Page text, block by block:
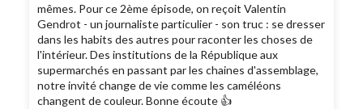
mêmes. Pour ce 2ème épisode, on reçoit Valentin
Gendrot - un journaliste particulier - son truc : se dresser
dans les habits des autres pour raconter les choses de
l'intérieur. Des institutions de la République aux
supermarchés en passant par les chaines d'assemblage,
notre invité change de vie comme les caméléons
changent de couleur. Bonne écoute 👍